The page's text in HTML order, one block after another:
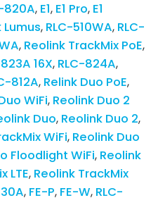
820A E1 E1 Pro E1
Lumus RLC-510WA RLC-
Reolink TrackMix PoE
16X RLC-824A
812A Relink Duo PoE
WiFi Reolink Duo 2
Duo Reolink Duo 2
WiFi Reolink Duo
Floodlight WiFi Reolink
LTE Reolink TrackMix
FE-P FE-W RLC-